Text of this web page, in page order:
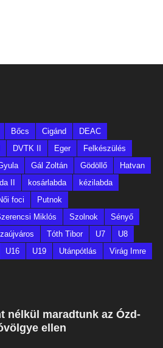
Bőcs Cigánd
DEAC
DVTK II Eger
Felkészülés
Gál Zoltán Gödöllő
Hatvan
II kosárlabda
kézilabda
foci
Putnok
Miklós Szolnok
Sényő
Tóth Tibor U7
U8
U16 U19 Utánpótlás
Virág Imre
nélkül maradtunk az Ózd-
ellen